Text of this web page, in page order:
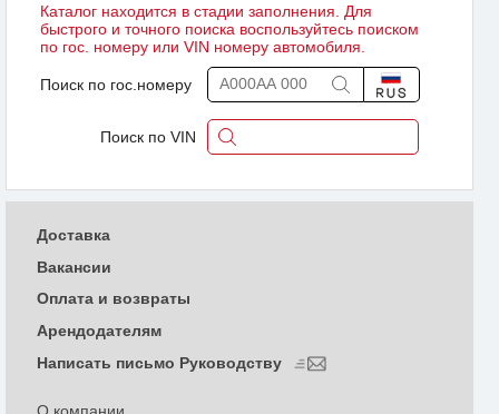
Каталог находится в стадии заполнения. Для
быстрого и точного поиска воспользуйтесь поиском
по гос. номеру или VIN номеру автомобиля.
Поиск по гос.номеру
Поиск по VIN
О компании
Доставка
Вакансии
Оплата и возвраты
Арендодателям
Написать письмо Руководству